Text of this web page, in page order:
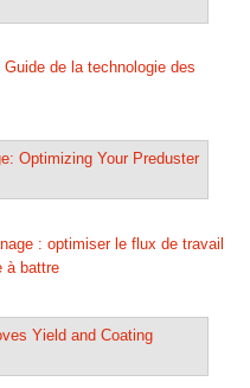
de la technologie des
: optimiser le flux de travail
à battre